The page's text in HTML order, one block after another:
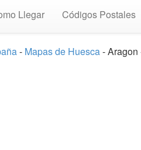
Llegar Códigos Postales
- Mapas de Huesca-